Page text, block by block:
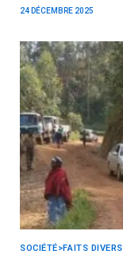
24 DÉCEMBRE 2025
SOCIÉTÉ>FAITS DIVERS